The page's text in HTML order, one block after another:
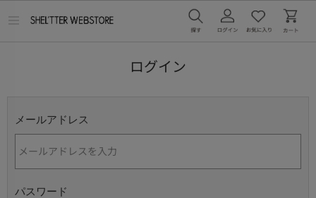
ログイン
メールアドレス
パスワード